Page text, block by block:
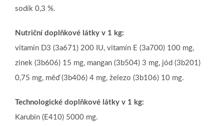
sodík 0,3 %.
Nutriční doplňkové látky v 1 kg:
vitamín D3 (3a671) 200 IU, vitamín E (3a700) 100 mg,
zinek (3b606) 15 mg, mangan (3b504) 3 mg, jód (3b201)
0,75 mg, měď (3b406) 4 mg, železo (3b106) 10 mg.
Technologické doplňkové látky v 1 kg:
Karubin (E410) 5000 mg.